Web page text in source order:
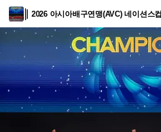
2026 아시아배구연맹(AVC) 네이션스컵